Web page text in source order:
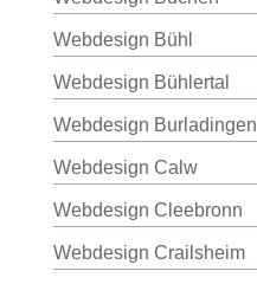
Webdesign Bühl
Webdesign Bühlertal
Webdesign Burladingen
Webdesign Calw
Webdesign Cleebronn
Webdesign Crailsheim